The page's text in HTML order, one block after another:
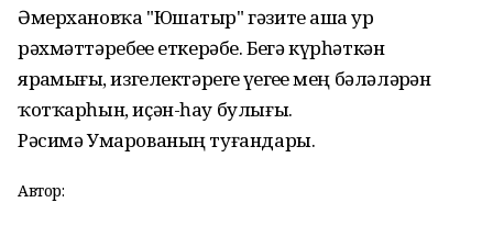
Әмерхановҡа "Юшатыр" гәзите аша ҙур
рәхмәттәребеҙҙе еткерәбеҙ. Беҙгә күрһәткән
ярҙамығыҙ, изгелектәрегеҙ үҙегеҙҙе мең бәләләрҙән
ҡотҡарһын, иҫән-һау булығыҙ.
Рәсимә Умарованың туғандары.
Автор: